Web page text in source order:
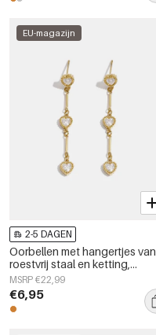
EU-magazijn
2-5 DAGEN
Oorbellen met hangertjes van
roestvrij staal en ketting,
elegant, geschikt voor feestjes
en bijeenkomsten, luxe serie
damessieraden
MSRP €22,99
€6,95